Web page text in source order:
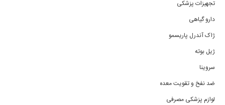
تجهیزات پزشکی
دارو گیاهی
ژاک آندرل پاریسمو
ژیل بوته
سروینا
ضد نفخ و تقویت معده
لوازم پزشکی مصرفی